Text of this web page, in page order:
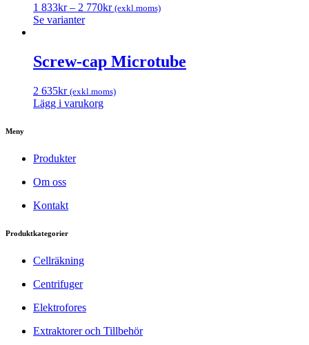
1 833kr– 2 770kr (exkl.moms)
Se varianter
Screw-cap Microtube
2 635kr (exkl.moms)
Lägg i varukorg
Meny
Produkter
Om oss
Kontakt
Produktkategorier
Cellräkning
Centrifuger
Elektrofores
Extraktorer och Tillbehör